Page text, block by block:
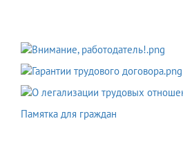
Памятка для граждан